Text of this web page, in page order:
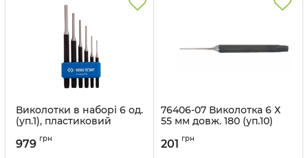
Виколотки в наборі 6 од.
(уп.1), пластиковий
Артикул:
979 грн
76406-07 Виколотка 6 Х
55 мм довж. 180 (уп.10)
201 грн